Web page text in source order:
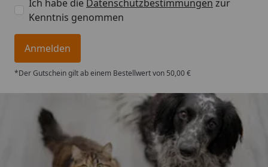
Ich habe die Datenschutzbestimmungen zur
Kenntnis genommen
Anmelden
*Der Gutschein gilt ab einem Bestellwert von 50,00 €
Trusted Shops